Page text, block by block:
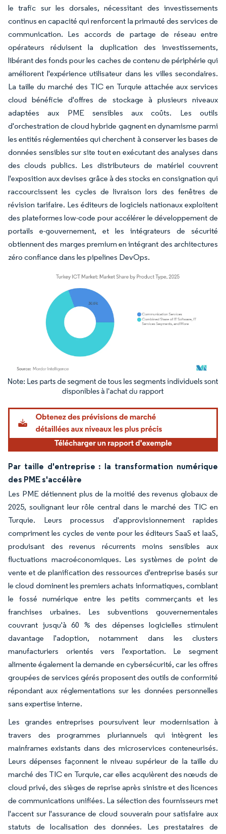
le trafic sur les dorsales, nécessitant des investissements
continus en capacité qui renforcent la primauté des services de
communication. Les accords de partage de réseau entre
opérateurs réduisent la duplication des investissements,
libérant des fonds pour les caches de contenu de périphérie qui
améliorent l'expérience utilisateur dans les villes secondaires.
La taille du marché des TIC en Turquie attachée aux services
cloud bénéficie d'offres de stockage à plusieurs niveaux
adaptées aux PME sensibles aux coûts. Les outils
d'orchestration de cloud hybride gagnent en dynamisme parmi
les entités réglementées qui cherchent à conserver les bases de
données sensibles sur site tout en exécutant des analyses dans
des clouds publics. Les distributeurs de matériel couvrent
l'exposition aux devises grâce à des stocks en consignation qui
raccourcissent les cycles de livraison lors des fenêtres de
révision tarifaire. Les éditeurs de logiciels nationaux exploitent
des plateformes low-code pour accélérer le développement de
portails e-gouvernement, et les intégrateurs de sécurité
obtiennent des marges premium en intégrant des architectures
zéro confiance dans les pipelines DevOps.
Image © Mordor Intelligence. La réutilisation nécessite une attribution sous CC BY
Par taille d'entreprise : la transformation numérique
des PME s'accélère
Les PME détiennent plus de la moitié des revenus globaux de
2025, soulignant leur rôle central dans le marché des TIC en
Turquie. Leurs processus d'approvisionnement rapides
compriment les cycles de vente pour les éditeurs SaaS et IaaS,
produisant des revenus récurrents moins sensibles aux
fluctuations macroéconomiques. Les systèmes de point de
vente et de planification des ressources d'entreprise basés sur
le cloud dominent les premiers achats informatiques, comblant
le fossé numérique entre les petits commerçants et les
franchises urbaines. Les subventions gouvernementales
couvrant jusqu'à 60 % des dépenses logicielles stimulent
davantage l'adoption, notamment dans les clusters
manufacturiers orientés vers l'exportation. Le segment
alimente également la demande en cybersécurité, car les offres
groupées de services gérés proposent des outils de conformité
répondant aux réglementations sur les données personnelles
sans expertise interne.
Les grandes entreprises poursuivent leur modernisation à
travers des programmes pluriannuels qui intègrent les
mainframes existants dans des microservices conteneurisés.
Leurs dépenses façonnent le niveau supérieur de la taille du
marché des TIC en Turquie, car elles acquièrent des nœuds de
cloud privé, des sièges de reprise après sinistre et des licences
de communications unifiées. La sélection des fournisseurs met
l'accent sur l'assurance de cloud souverain pour satisfaire aux
statuts de localisation des données. Les prestataires de